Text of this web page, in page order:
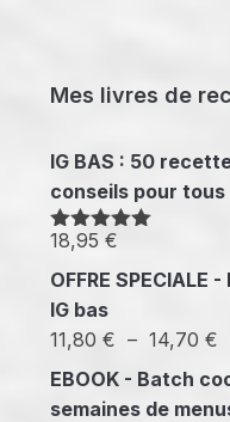
Mes livres de
IG BAS : 50
conseils pour tous
Note5.00
18,95 €
OFFRE SPECIALE
IG bas
11,80 € – 14,70 €
EBOOK - Batch
semaines de